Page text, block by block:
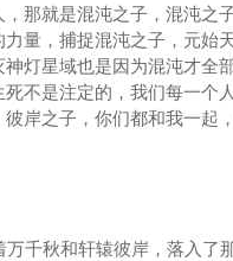
那就是混沌之子，混沌之
量，捕捉混沌之子，元始
灯星域也是因为混沌才全
不是注定的，我们每一个
岸之子，你们都和我一起
千秋和轩辕彼岸，落入了